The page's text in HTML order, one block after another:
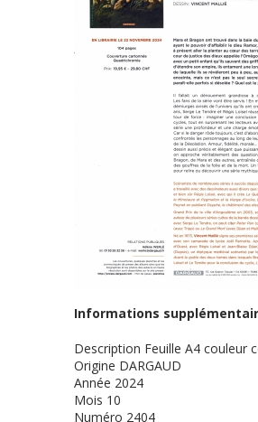
Informations
Description Feuille A4 couleur
Origine DARGAUD
Année 2024
Mois 10
Numéro 2404